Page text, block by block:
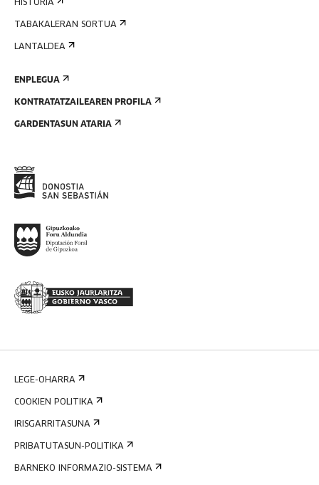
HISTORIA
TABAKALERAN SORTUA
LANTALDEA
ENPLEGUA
KONTRATATZAILEAREN PROFILA
GARDENTASUN ATARIA
LEGE-OHARRA
COOKIEN POLITIKA
IRISGARRITASUNA
PRIBATUTASUN-POLITIKA
BARNEKO INFORMAZIO-SISTEMA